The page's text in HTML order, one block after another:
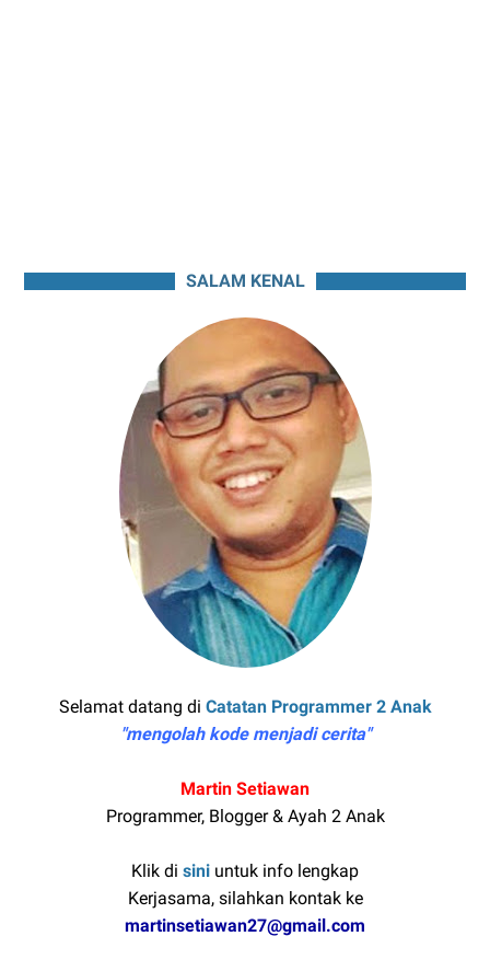
SALAM KENAL
Selamat datang di Catatan Programmer 2 Anak
"mengolah kode menjadi cerita"
Martin Setiawan
Programmer, Blogger & Ayah 2 Anak
Klik di sini untuk info lengkap
Kerjasama, silahkan kontak ke
martinsetiawan27@gmail.com